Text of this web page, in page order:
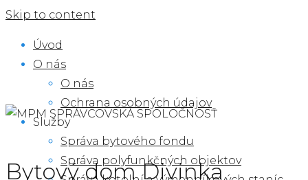
Skip to content
Úvod
O nás
O nás
Ochrana osobných údajov
Služby
Správa bytového fondu
Správa polyfunkčných objektov
Bytový dom Divinka